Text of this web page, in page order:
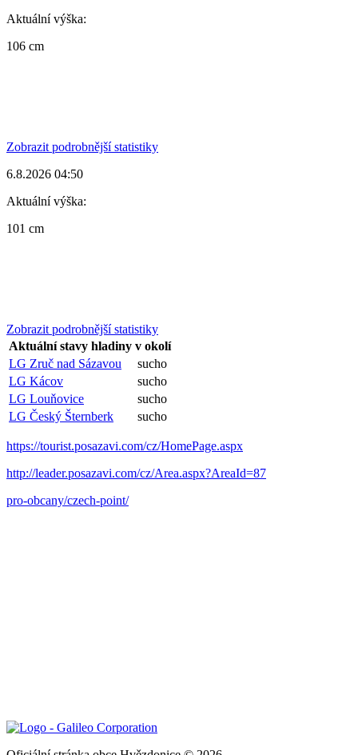
Aktuální výška:
106 cm
Zobrazit podrobnější statistiky
6.8.2026 04:50
Aktuální výška:
101 cm
Zobrazit podrobnější statistiky
Aktuální stavy hladiny v okolí
LG Zruč nad Sázavou
sucho
LG Kácov
sucho
LG Louňovice
sucho
LG Český Šternberk
sucho
https://tourist.posazavi.com/cz/HomePage.aspx
http://leader.posazavi.com/cz/Area.aspx?AreaId=87
pro-obcany/czech-point/